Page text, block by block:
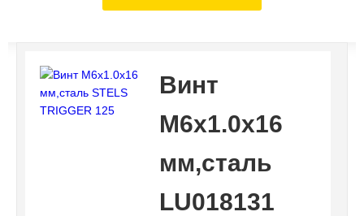
Винт
M6х1.0х16
мм,сталь
LU018131